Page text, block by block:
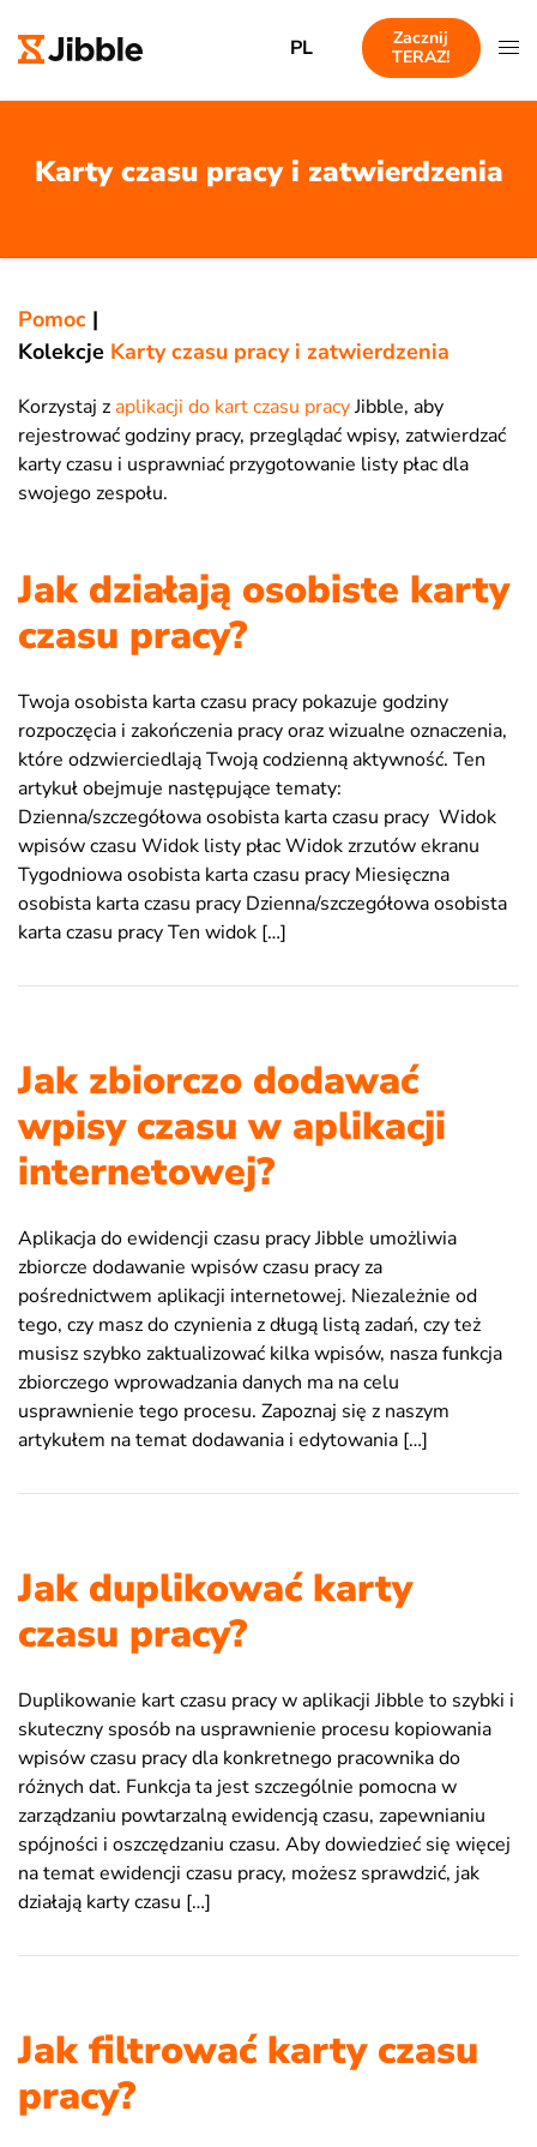
PL
Zacznij
TERAZ!
Karty czasu pracy i zatwierdzenia
Pomoc |
Kolekcje Karty czasu pracy i zatwierdzenia
Korzystaj zaplikacji do kart czasu pracyJibble, aby
rejestrować godziny pracy, przeglądać wpisy, zatwierdzać
karty czasu i usprawniać przygotowanie listy płac dla
swojego zespołu.
Jak działają osobiste karty
czasu pracy?
Twoja osobista karta czasu pracy pokazuje godziny
rozpoczęcia i zakończenia pracy oraz wizualne oznaczenia,
które odzwierciedlają Twoją codzienną aktywność. Ten
artykuł obejmuje następujące tematy:
Dzienna/szczegółowa osobista karta czasu pracy Widok
wpisów czasu Widok listy płac Widok zrzutów ekranu
Tygodniowa osobista karta czasu pracy Miesięczna
osobista karta czasu pracy Dzienna/szczegółowa osobista
karta czasu pracy Ten widok […]
Jak zbiorczo dodawać
wpisy czasu w aplikacji
internetowej?
Aplikacja do ewidencji czasu pracy Jibble umożliwia
zbiorcze dodawanie wpisów czasu pracy za
pośrednictwem aplikacji internetowej. Niezależnie od
tego, czy masz do czynienia z długą listą zadań, czy też
musisz szybko zaktualizować kilka wpisów, nasza funkcja
zbiorczego wprowadzania danych ma na celu
usprawnienie tego procesu. Zapoznaj się z naszym
artykułem na temat dodawania i edytowania […]
Jak duplikować karty
czasu pracy?
Duplikowanie kart czasu pracy w aplikacji Jibble to szybki i
skuteczny sposób na usprawnienie procesu kopiowania
wpisów czasu pracy dla konkretnego pracownika do
różnych dat. Funkcja ta jest szczególnie pomocna w
zarządzaniu powtarzalną ewidencją czasu, zapewnianiu
spójności i oszczędzaniu czasu. Aby dowiedzieć się więcej
na temat ewidencji czasu pracy, możesz sprawdzić, jak
działają karty czasu […]
Jak filtrować karty czasu
pracy?